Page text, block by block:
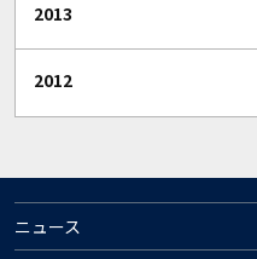
2013
2012
ニュース